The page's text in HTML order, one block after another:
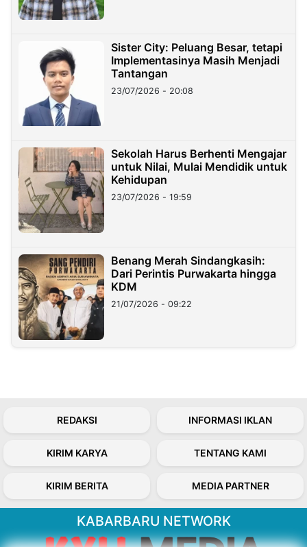
Sister City: Peluang Besar, tetapi
Implementasinya Masih Menjadi
Tantangan
23/07/2026 - 20:08
Sekolah Harus Berhenti Mengajar
untuk Nilai, Mulai Mendidik untuk
Kehidupan
23/07/2026 - 19:59
Benang Merah Sindangkasih:
Dari Perintis Purwakarta hingga
KDM
21/07/2026 - 09:22
REDAKSI INFORMASI IKLAN
KIRIM KARYA TENTANG KAMI
KIRIM BERITA MEDIA PARTNER
KABARBARU NETWORK